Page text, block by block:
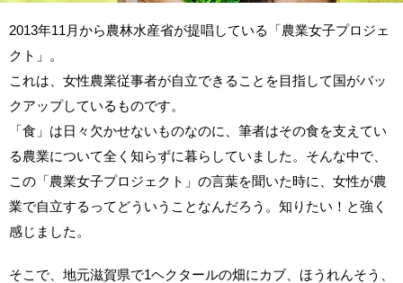
2013年11月から農林水産省が提唱している「農業女子プロジェ
クト」。
これは、女性農業従事者が自立できることを目指して国がバッ
クアップしているものです。
「食」は日々欠かせないものなのに、筆者はその食を支えてい
る農業について全く知らずに暮らしていました。そんな中で、
この「農業女子プロジェクト」の言葉を聞いた時に、女性が農
業で自立するってどういうことなんだろう。知りたい！と強く
感じました。
そこで、地元滋賀県で1ヘクタールの畑にカブ、ほうれんそう、